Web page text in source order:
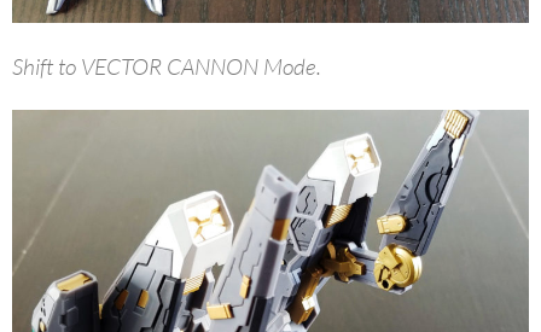
Shift to VECTOR CANNON Mode.